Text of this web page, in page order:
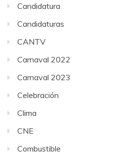
Candidatura
Candidaturas
CANTV
Carnaval 2022
Carnaval 2023
Celebración
Clima
CNE
Combustible